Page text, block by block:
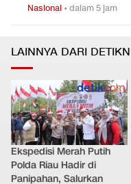
Nasional •dalam 5 jam
LAINNYA DARI
Ekspedisi Merah Putih
Polda Riau Hadir di
Panipahan, Salurkan